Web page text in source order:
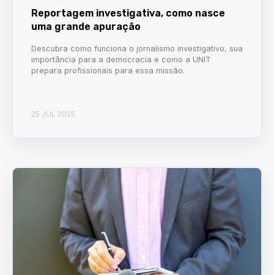
Reportagem investigativa, como nasce
uma grande apuração
Descubra como funciona o jornalismo investigativo, sua
importância para a democracia e como a UNIT
prepara profissionais para essa missão.
25 JUL 2025